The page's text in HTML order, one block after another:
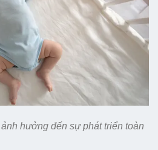
hưởng đến sự phát triển toàn